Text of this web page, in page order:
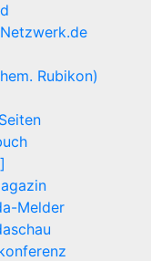
Rubikon)
Melder